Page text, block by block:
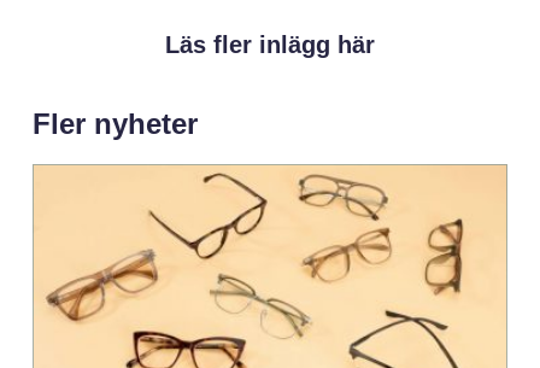
Läs fler inlägg här
Fler nyheter